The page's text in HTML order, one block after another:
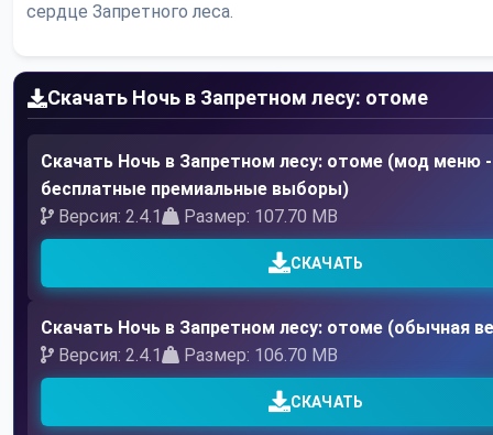
сердце Запретного леса.
Скачать Ночь в Запретном лесу: отоме
Скачать Ночь в Запретном лесу: отоме (мод меню -
бесплатные премиальные выборы)
Версия: 2.4.1
Размер: 107.70 MB
СКАЧАТЬ
Скачать Ночь в Запретном лесу: отоме (обычная
Версия: 2.4.1
Размер: 106.70 MB
СКАЧАТЬ